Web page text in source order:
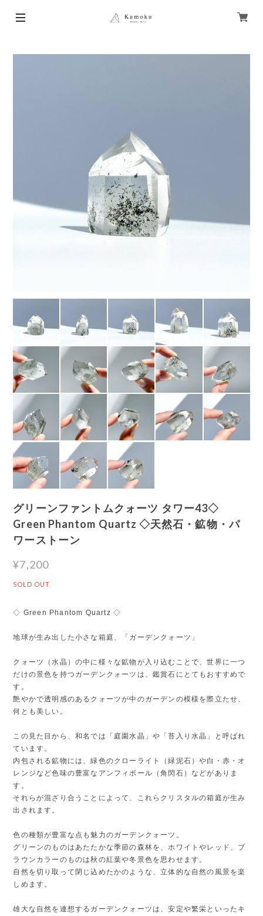
グリーンファントムクォーツ タワー43◇
Green Phantom Quartz ◇天然石・鉱物・パ
ワーストーン
¥7,200
SOLD OUT
◇ Green Phantom Quartz ◇
地球が生み出した小さな箱庭、「ガーデンクォーツ」
クォーツ（水晶）の中に様々な鉱物が入り込むことで、世界に一つ
だけの景色を持つガーデンクォーツは、鑑賞石にとてもおすすめで
す。
艶やかで透明感のあるクォーツが中のガーデンの模様を際立たせ、
何とも美しい。
この見た目から、和名では「庭園水晶」や「苔入り水晶」と呼ばれ
ています。
内包される鉱物には、緑色のクローライト（緑泥石）や白・赤・オ
レンジなど色味の豊富なアンフィボール（角閃石）などがありま
す。
それらが混ざり合うことによって、これらクリスタルの箱庭が生み
出されます。
色の種類が豊富な点も魅力のガーデンクォーツ。
グリーンのものはあたたかな季節の森林を、ホワイトやレッド、ブ
ラウンカラーのものは秋の紅葉や冬景色を思わせます。
自然を切り取って閉じ込めたかのような、立体的な自然の風景を楽
しめます。
雄大な自然を連想するガーデンクォーツは、安定や繁栄といったキ